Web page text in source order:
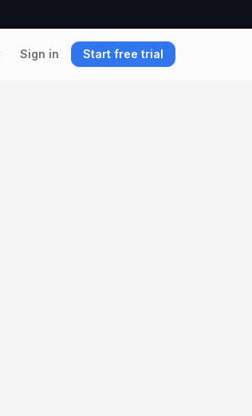
Sign in Start free trial